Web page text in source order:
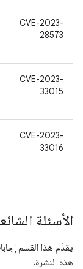
CVE-2023-
28573
CVE-2023-
33015
CVE-2023-
33016
الأسئلة
يقدّم هذا القسم
هذه النشرة.